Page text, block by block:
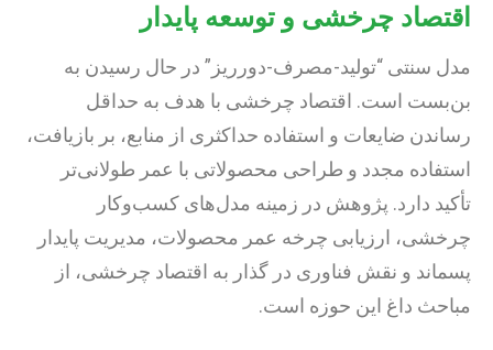
اقتصاد چرخشی و توسعه پایدار
مدل سنتی “تولید-مصرف-دورریز” در حال رسیدن به
بن‌بست است. اقتصاد چرخشی با هدف به حداقل
رساندن ضایعات و استفاده حداکثری از منابع، بر بازیافت،
استفاده مجدد و طراحی محصولاتی با عمر طولانی‌تر
تأکید دارد. پژوهش در زمینه مدل‌های کسب‌وکار
چرخشی، ارزیابی چرخه عمر محصولات، مدیریت پایدار
پسماند و نقش فناوری در گذار به اقتصاد چرخشی، از
مباحث داغ این حوزه است.